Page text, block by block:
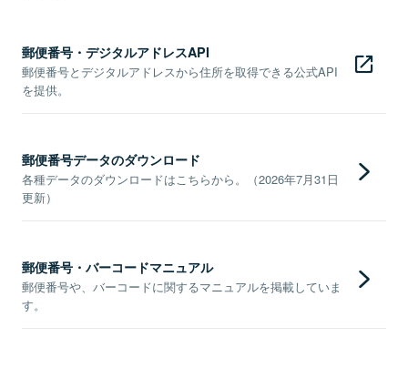
郵便番号・デジタルアドレスAPI
郵便番号とデジタルアドレスから住所を取得できる公式API
を提供。
郵便番号データのダウンロード
各種データのダウンロードはこちらから。（2026年7月31日
更新）
郵便番号・バーコードマニュアル
郵便番号や、バーコードに関するマニュアルを掲載していま
す。